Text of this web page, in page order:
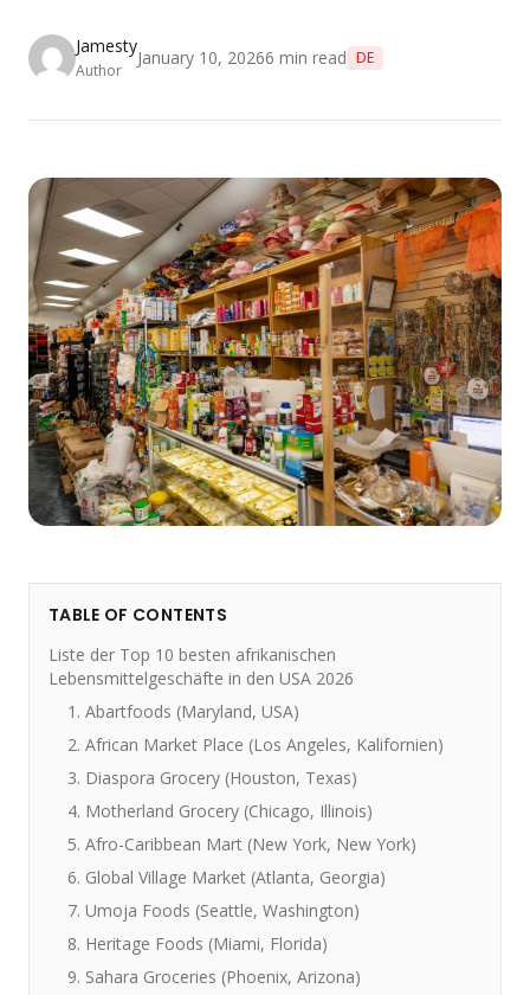
Jamesty
Author
January 10, 20266 min read DE
TABLE OF CONTENTS
Liste der Top 10 besten afrikanischen
Lebensmittelgeschäfte in den USA 2026
1. Abartfoods (Maryland, USA)
2. African Market Place (Los Angeles, Kalifornien)
3. Diaspora Grocery (Houston, Texas)
4. Motherland Grocery (Chicago, Illinois)
5. Afro-Caribbean Mart (New York, New York)
6. Global Village Market (Atlanta, Georgia)
7. Umoja Foods (Seattle, Washington)
8. Heritage Foods (Miami, Florida)
9. Sahara Groceries (Phoenix, Arizona)